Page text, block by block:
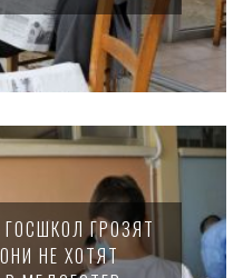
ГРОЗЯТ
НЕ ХОТЯТ